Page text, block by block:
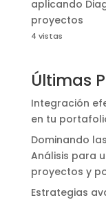
aplicando
proyectos
4 vistas
Últimas
Integración
en tu
Dominando
Análisis para
proyectos y
Estrategias